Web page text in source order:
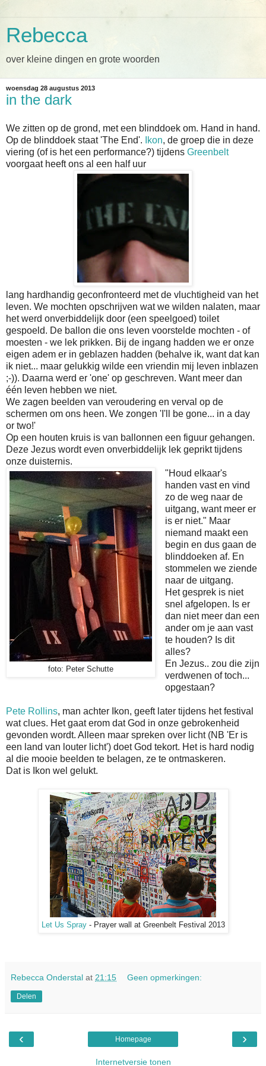
Rebecca
over kleine dingen en grote woorden
woensdag 28 augustus 2013
in the dark
We zitten op de grond, met een blinddoek om. Hand in hand.
Op de blinddoek staat 'The End'. Ikon, de groep die in deze
viering (of is het een performance?) tijdens Greenbelt
voorgaat heeft ons al een half uur
lang hardhandig geconfronteerd met de vluchtigheid van het
leven. We mochten opschrijven wat we wilden nalaten, maar
het werd onverbiddelijk door (een speelgoed) toilet
gespoeld. De ballon die ons leven voorstelde mochten - of
moesten - we lek prikken. Bij de ingang hadden we er onze
eigen adem er in geblazen hadden (behalve ik, want dat kan
ik niet... maar gelukkig wilde een vriendin mij leven inblazen
;-)). Daarna werd er 'one' op geschreven. Want meer dan
één leven hebben we niet.
We zagen beelden van veroudering en verval op de
schermen om ons heen. We zongen 'I'll be gone... in a day
or two!'
Op een houten kruis is van ballonnen een figuur gehangen.
Deze Jezus wordt even onverbiddelijk lek geprikt tijdens
onze duisternis.
foto: Peter Schutte
"Houd elkaar's
handen vast en vind
zo de weg naar de
uitgang, want meer er
is er niet." Maar
niemand maakt een
begin en dus gaan de
blinddoeken af. En
stommelen we ziende
naar de uitgang.
Het gesprek is niet
snel afgelopen. Is er
dan niet meer dan een
ander om je aan vast
te houden? Is dit
alles?
En Jezus.. zou die zijn
verdwenen of toch...
opgestaan?
Pete Rollins, man achter Ikon, geeft later tijdens het festival
wat clues. Het gaat erom dat God in onze gebrokenheid
gevonden wordt. Alleen maar spreken over licht (NB 'Er is
een land van louter licht') doet God tekort. Het is hard nodig
al die mooie beelden te belagen, ze te ontmaskeren.
Dat is Ikon wel gelukt.
Let Us Spray- Prayer wall at Greenbelt Festival 2013
Rebecca Onderstal at 21:15 Geen opmerkingen:
Delen
‹ ›
Homepage
Internetversie tonen